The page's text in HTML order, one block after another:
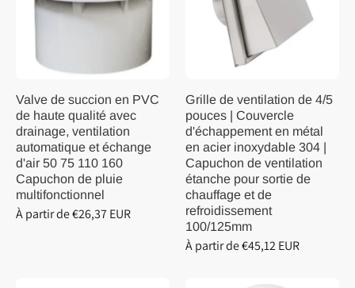
Valve de succion en PVC
de haute qualité avec
drainage, ventilation
automatique et échange
d'air 50 75 110 160
Capuchon de pluie
multifonctionnel
À partir de €26,37 EUR
Grille de ventilation de 4/5
pouces | Couvercle
d'échappement en métal
en acier inoxydable 304 |
Capuchon de ventilation
étanche pour sortie de
chauffage et de
refroidissement
100/125mm
À partir de €45,12 EUR